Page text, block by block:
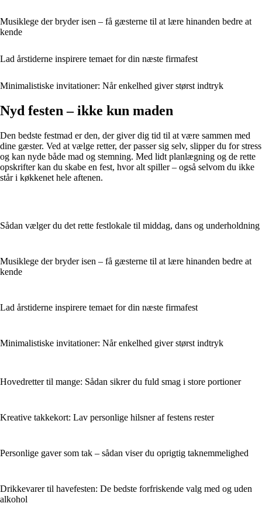
Musiklege der bryder isen – få gæsterne til at lære hinanden bedre at
kende
Lad årstiderne inspirere temaet for din næste firmafest
Minimalistiske invitationer: Når enkelhed giver størst indtryk
Nyd festen – ikke kun maden
Den bedste festmad er den, der giver dig tid til at være sammen med
dine gæster. Ved at vælge retter, der passer sig selv, slipper du for stress
og kan nyde både mad og stemning. Med lidt planlægning og de rette
opskrifter kan du skabe en fest, hvor alt spiller – også selvom du ikke
står i køkkenet hele aftenen.
Sådan vælger du det rette festlokale til middag, dans og underholdning
Musiklege der bryder isen – få gæsterne til at lære hinanden bedre at
kende
Lad årstiderne inspirere temaet for din næste firmafest
Minimalistiske invitationer: Når enkelhed giver størst indtryk
Hovedretter til mange: Sådan sikrer du fuld smag i store portioner
Kreative takkekort: Lav personlige hilsner af festens rester
Personlige gaver som tak – sådan viser du oprigtig taknemmelighed
Drikkevarer til havefesten: De bedste forfriskende valg med og uden
alkohol